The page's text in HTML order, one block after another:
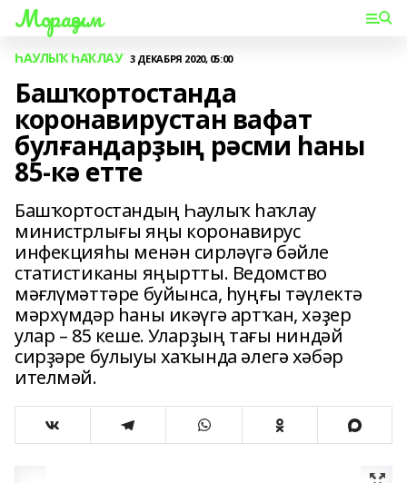
Мораҙым
ҺАУЛЫҠ ҺАҠЛАУ 3 ДЕКАБРЯ 2020, 05:00
Башҡортостанда
коронавирустан вафат
булғандарҙың рәсми һаны
85-кә етте
Башҡортостандың Һаулыҡ һаҡлау
министрлығы яңы коронавирус
инфекцияһы менән сирләүгә бәйле
статистиканы яңыртты. Ведомство
мәғлүмәттәре буйынса, һуңғы тәүлектә
мәрхүмдәр һаны икәүгә артҡан, хәҙер
улар – 85 кеше. Уларҙың тағы ниндәй
сирҙәре булыуы хаҡында әлегә хәбәр
ителмәй.